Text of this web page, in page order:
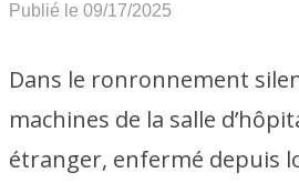
Publié le 09/17/2025
Dans le ronronnement
machines de la salle
étranger, enfermé depuis